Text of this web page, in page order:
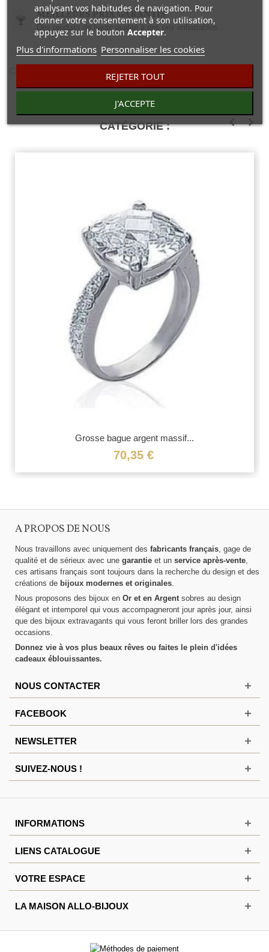
MEILLEURS PRIX GARANTIS
Des produits de haute qualité à des prix imbattables..
30 AUTRES PRODUITS DANS LA MÊME
CATÉGORIE :
Grosse bague argent massif...
70,35 €
A PROPOS DE NOUS
Nous travaillons avec uniquement des fabricants français, gage de
qualité et de sérieux avec une garantie et un service après-vente,
ces artisans français sont toujours dans la recherche du design et des
créations de bijoux modernes et originales.
Nous proposons des bijoux en Or et en Argentsobres au design
élégant et intemporel qui vous accompagneront jour après jour, ainsi
que des bijoux extravagants qui vous feront briller lors des grandes
occasions.
Donnez vie à vos plus beaux rêves ou faites le plein d'idées
cadeaux éblouissantes.
NOUS CONTACTER
FACEBOOK
NEWSLETTER
SUIVEZ-NOUS !
analysant vos habitudes de navigation. Pour
donner votre consentement à son utilisation,
appuyez sur le bouton Accepter.
Plus d'informations Personnaliser les cookies
REJETER TOUT
J'ACCEPTE
INFORMATIONS
LIENS CATALOGUE
VOTRE ESPACE
LA MAISON ALLO-BIJOUX